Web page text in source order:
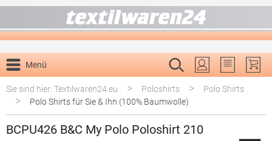
Menü
Du hast 0
Sie sind hier: Textilwaren24.eu
> Poloshirts > Polo Shirts
> Polo Shirts für Sie & Ihn (100% Baumwolle)
BCPU426 B&C My Polo Poloshirt 210